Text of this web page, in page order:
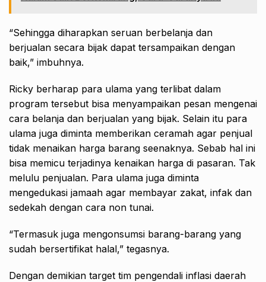
“Sehingga diharapkan seruan berbelanja dan
berjualan secara bijak dapat tersampaikan dengan
baik,” imbuhnya.
Ricky berharap para ulama yang terlibat dalam
program tersebut bisa menyampaikan pesan mengenai
cara belanja dan berjualan yang bijak. Selain itu para
ulama juga diminta memberikan ceramah agar penjual
tidak menaikan harga barang seenaknya. Sebab hal ini
bisa memicu terjadinya kenaikan harga di pasaran. Tak
melulu penjualan. Para ulama juga diminta
mengedukasi jamaah agar membayar zakat, infak dan
sedekah dengan cara non tunai.
“Termasuk juga mengonsumsi barang-barang yang
sudah bersertifikat halal,” tegasnya.
Dengan demikian target tim pengendali inflasi daerah